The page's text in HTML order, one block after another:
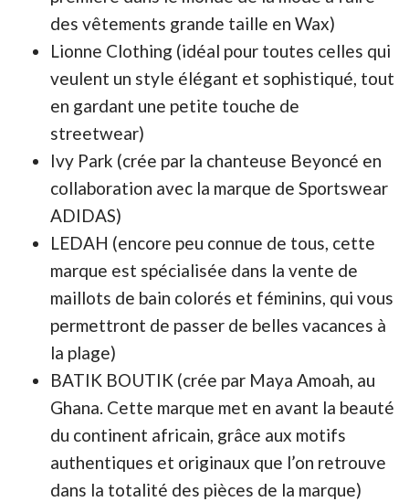
des vêtements grande taille en Wax)
Lionne Clothing (idéal pour toutes celles qui
veulent un style élégant et sophistiqué, tout
en gardant une petite touche de
streetwear)
Ivy Park (crée par la chanteuse Beyoncé en
collaboration avec la marque de Sportswear
ADIDAS)
LEDAH (encore peu connue de tous, cette
marque est spécialisée dans la vente de
maillots de bain colorés et féminins, qui vous
permettront de passer de belles vacances à
la plage)
BATIK BOUTIK (crée par Maya Amoah, au
Ghana. Cette marque met en avant la beauté
du continent africain, grâce aux motifs
authentiques et originaux que l’on retrouve
dans la totalité des pièces de la marque)